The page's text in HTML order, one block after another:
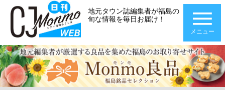
地元タウン誌編集者が福島の
旬な情報を毎日お届け！
メニュー